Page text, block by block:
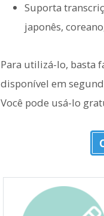
Suporta
japonês,
Para utilizá-lo, basta
disponível em
Você pode usá-lo